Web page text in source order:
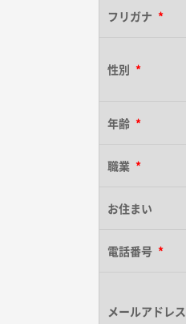
フリガナ *
性別 *
年齢 *
職業 *
お住まい
電話番号 *
メールアドレス